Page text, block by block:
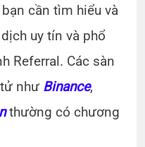
cần tìm hiểu và
uy tín và phổ
Referral. Các sàn
như Binance,
thường có chương